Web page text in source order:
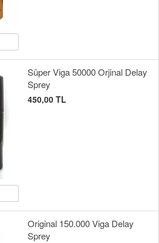
Süper Viga 50000 Orjinal Delay
Sprey
450,00 TL
Original 150.000 Viga Delay
Sprey